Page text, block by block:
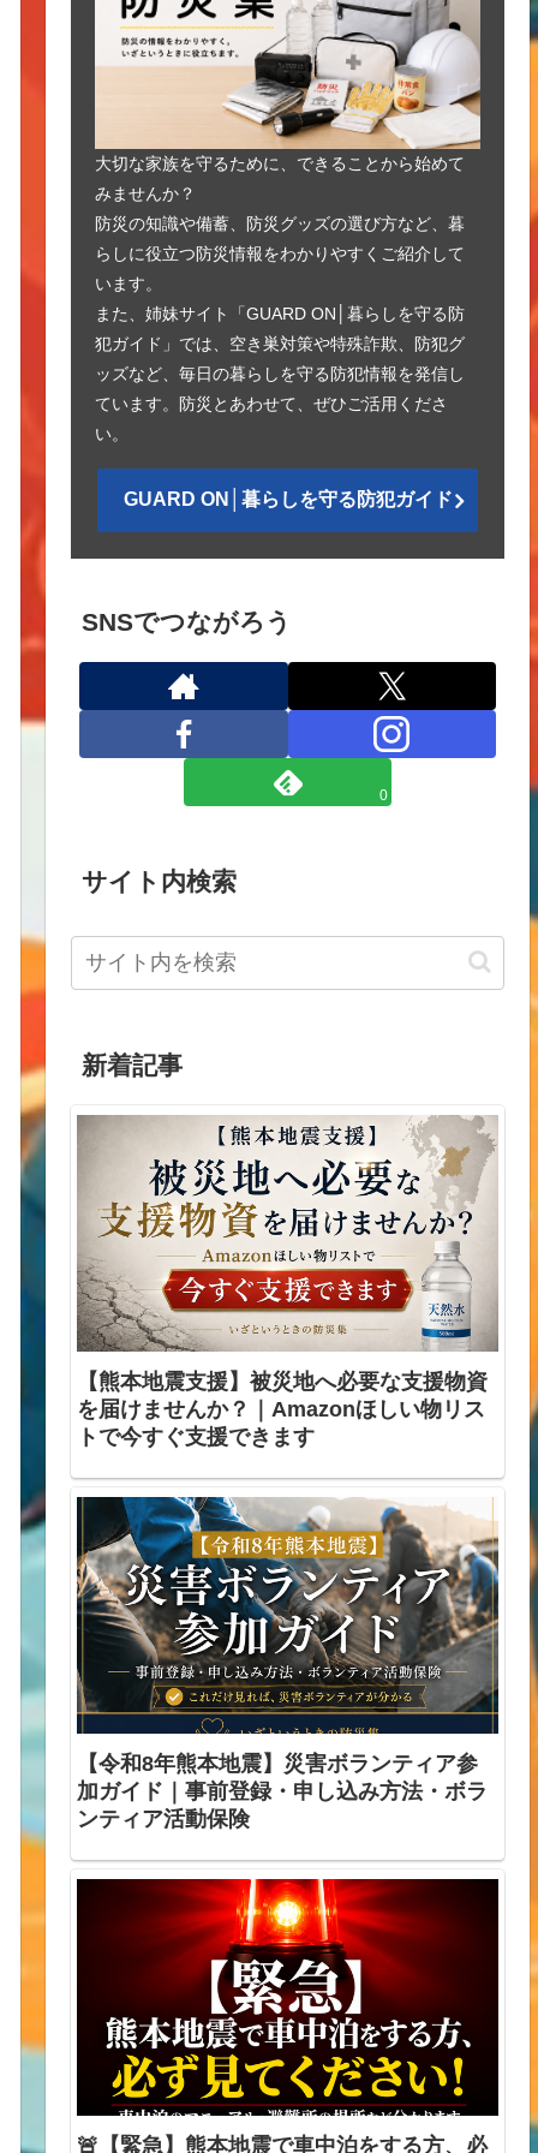
大切な家族を守るために、できることから始めて
みませんか？
防災の知識や備蓄、防災グッズの選び方など、暮
らしに役立つ防災情報をわかりやすくご紹介して
います。
また、姉妹サイト「GUARD ON│暮らしを守る防
犯ガイド」では、空き巣対策や特殊詐欺、防犯グ
ッズなど、毎日の暮らしを守る防犯情報を発信し
ています。防災とあわせて、ぜひご活用くださ
い。
GUARD ON│暮らしを守る防犯ガイド
SNSでつながろう
0
サイト内検索
新着記事
【熊本地震支援】被災地へ必要な支援物資
を届けませんか？｜Amazonほしい物リス
トで今すぐ支援できます
【令和8年熊本地震】災害ボランティア参
加ガイド｜事前登録・申し込み方法・ボラ
ンティア活動保険
🚨【緊急】熊本地震で車中泊をする方、必